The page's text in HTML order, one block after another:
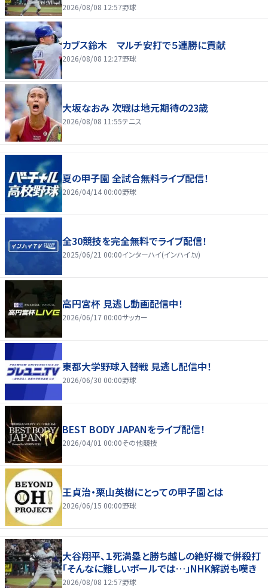
2026/08/08 12:57野球
カブス鈴木 マルチ安打で５連勝に貢献
2026/08/08 12:27野球
大坂なおみ 次戦は地元期待の23歳
2026/08/08 11:55テニス
夏の甲子園 全試合無料ライブ配信！
2026/04/14 00:00野球
全30競技を完全無料でライブ配信！
2025/06/21 00:00インターハイ(インハイ.tv)
高円宮杯 見逃し動画配信中！
2026/06/17 00:00サッカー
東都大学野球入替戦 見逃し配信中！
2026/06/30 00:00野球
BEST BODY JAPANをライブ配信！
2026/04/01 00:00その他競技
王貞治・栗山英樹にとっての甲子園とは
2026/06/15 00:00野球
大谷翔平、１死満塁と勝ち越しの絶好機で併殺打
「そんなに難しいボールでは…」NHK解説も嘆き
2026/08/08 12:57野球